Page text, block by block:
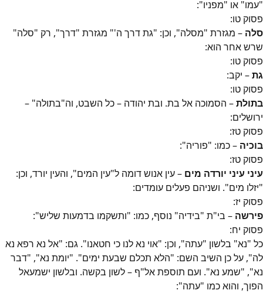
"עמו" או "מפניו":
פסוק טו:
סלה – מגזרת "מסלה", וכן: "גת דרך ה'" מגזרת "דרך", רק "סלה"
שרש אחר הוא:
פסוק טו:
גת– יקב:
פסוק טו:
בתולת– הסמוכה אל בת. ובת יהודה – כל השבט, וה"בתולה" –
ירושלים:
פסוק טז:
בוכיה – כמו: "פוריה":
פסוק טז:
עיני עיני יורדה מים – עין אנוש דומה ל"עין המים", והעין יורד, וכן:
"יזלו מים". ושניהם פעלים עומדים:
פסוק יז:
פירשה – בי"ת "בידיה" נוסף, כמו: "ותשקמו בדמעות שליש":
פסוק יח:
כל "נא" בלשון "עתה", וכן: "אוי נא לנו כי חטאנו". גם: "אל נא רפא נא
לה", על כן השיב השם: "הלא תכלם שבעת ימים". "יומת נא", "דבר
נא", "שמע נא". ועם תוספת אל"ף – לשון בקשה. ובלשון ישמעאל
הפוך, והוא כמו "עתה":